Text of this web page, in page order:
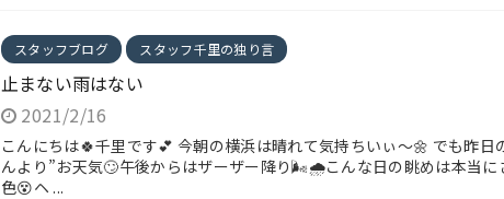
スタッフブログ スタッフ千里の独り言
止まない雨はない
2021/2/16
こんにちは🍀千里です💕 今朝の横浜は晴れて気持ちいぃ～🌼 でも昨日
んより”お天気🙄午後からはザーザー降り🌬🌧こんな日の眺めは本当に
色😵ヘ ...